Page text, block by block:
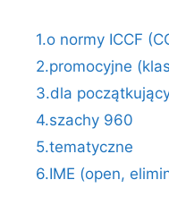
1.o normy ICCF
2.promocyjne
3.dla
4.szachy 960
5.tematyczne
6.IME (open,